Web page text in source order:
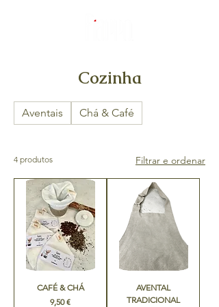
Cozinha
Aventais Chá & Café
4 produtos Filtrar e ordenar
CAFÉ & CHÁ
Preço
9,50 €
AVENTAL
TRADICIONAL